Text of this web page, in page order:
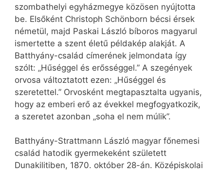
szombathelyi egyházmegye közösen nyújtotta
be. Elsőként Christoph Schönborn bécsi érsek
németül, majd Paskai László bíboros magyarul
ismertette a szent életű példakép alakját. A
Batthyány-család címerének jelmondata így
szólt: „Hűséggel és erősséggel.” A szegények
orvosa változtatott ezen: „Hűséggel és
szeretettel.” Orvosként megtapasztalta ugyanis,
hogy az emberi erő az évekkel megfogyatkozik,
a szeretet azonban „soha el nem múlik”.
Batthyány-Strattmann László magyar főnemesi
család hatodik gyermekeként született
Dunakilitiben, 1870. október 28-án. Középiskolai